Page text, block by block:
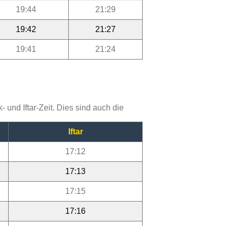
19:44 21:29
19:42 21:27
19:41 21:24
und Iftar-Zeit. Dies sind auch die
Iftar
17:12
17:13
17:15
17:16